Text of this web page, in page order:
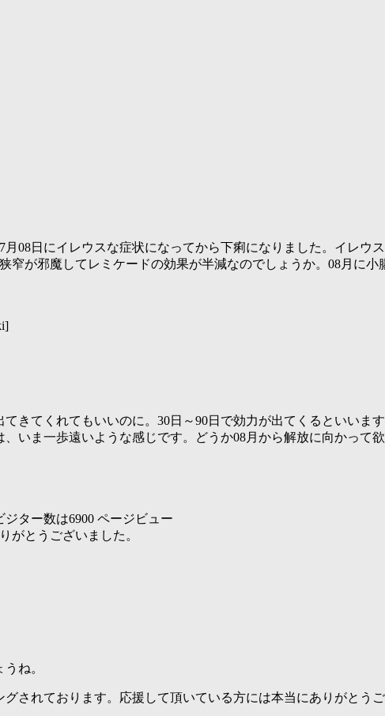
月08日にイレウスな症状になってから下痢になりました。イレ
窄が邪魔してレミケードの効果が半減なのでしょうか。08月に
きてくれてもいいのに。30日～90日で効力が出てくるといい
いま一歩遠いような感じです。どうか08月から解放に向かって欲
ター数は6900 ページビュー
がとうございました。
ね。
されております。応援して頂いている方には本当にありがとう